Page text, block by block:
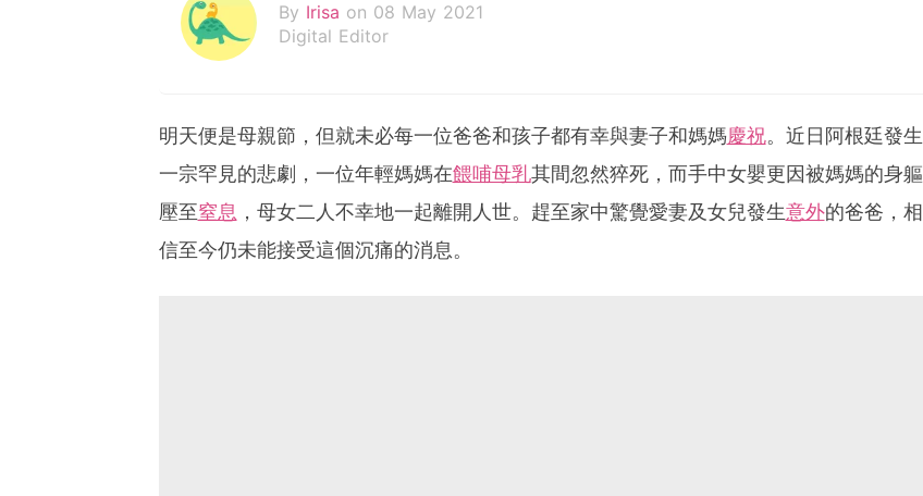
By Irisa on 08 May 2021
Digital Editor
明天便是母親節，但就未必每一位爸爸和孩子都有幸與妻子和媽媽慶祝。近日阿根廷發生
一宗罕見的悲劇，一位年輕媽媽在餵哺母乳其間忽然猝死，而手中女嬰更因被媽媽的身軀
壓至窒息 ，母女二人不幸地一起離開人世。趕至家中驚覺愛妻及女兒發生意外的爸爸，相
信至今仍未能接受這個沉痛的消息。